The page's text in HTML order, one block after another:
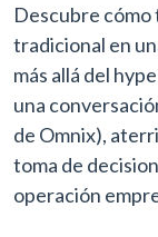
Descubre
tradicional en
más allá del
una
de Omnix),
toma de
operación